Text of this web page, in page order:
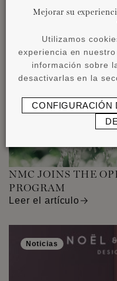
NMC JOINS THE
PROGRAM
Leer el artículo
Noticias
Mejorar su
Utilizamos
experiencia en
información sobre
desactivarlas en la
CONFIGURACIÓN